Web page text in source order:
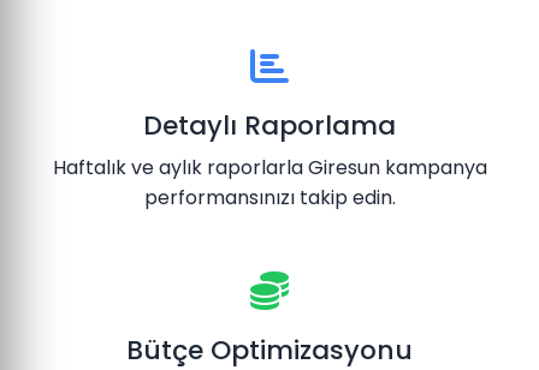
Detaylı Raporlama
Haftalık ve aylık raporlarla Giresun kampanya
performansınızı takip edin.
Bütçe Optimizasyonu